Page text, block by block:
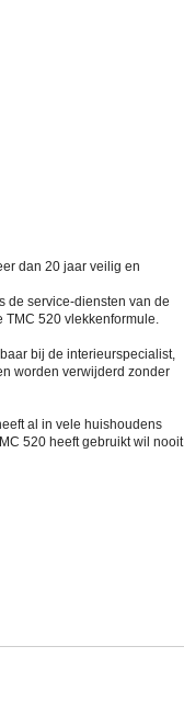
dan 20 jaar veilig en
de service-diensten van de
520 vlekkenformule.
bij de interieurspecialist,
worden verwijderd zonder
al in vele huishoudens
520 heeft gebruikt wil nooit